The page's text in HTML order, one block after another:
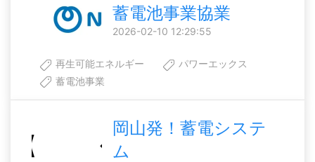
蓄電池事業協業
2026-02-10 12:29:55
再生可能エネルギー
パワーエックス
蓄電池事業
岡山発！蓄電システ
ム